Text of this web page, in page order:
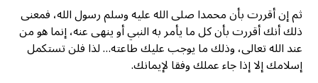
ثم إن أقررت بأن محمدا صلى الله عليه وسلم رسول الله، فمعنى
ذلك أنك أقررت بأن كل ما يأمر به النبي أو ينهى عنه، إنما هو من
عند الله تعالى، وذلك ما يوجب عليك طاعته… لذا فلن تستكمل
إسلامك إلا إذا جاء عملك وفقا لإيمانك.